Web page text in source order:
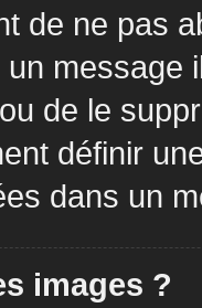
de ne pas
message
de le
définir
dans un
images ?